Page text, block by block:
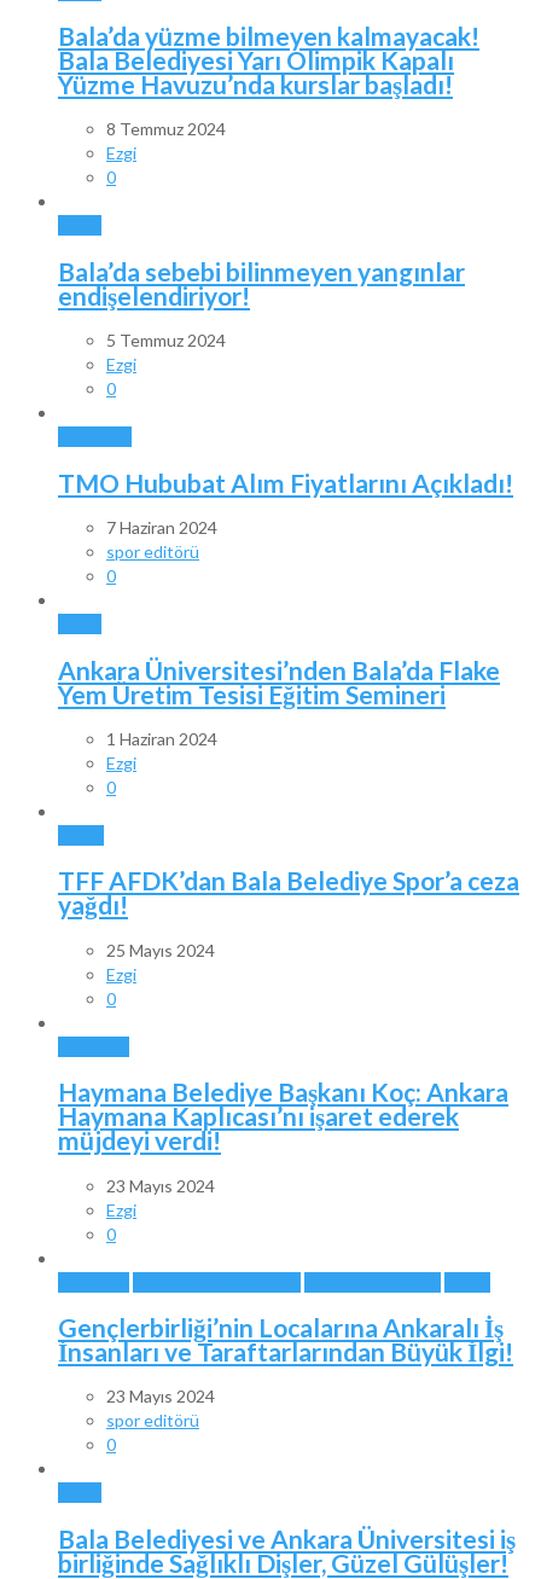
Bala’da yüzme bilmeyen kalmayacak!
Bala Belediyesi Yarı Olimpik Kapalı
Yüzme Havuzu’nda kurslar başladı!
8 Temmuz 2024
Ezgi
0
Bala’da sebebi bilinmeyen yangınlar
endişelendiriyor!
5 Temmuz 2024
Ezgi
0
TMO Hububat Alım Fiyatlarını Açıkladı!
7 Haziran 2024
spor editörü
0
Ankara Üniversitesi’nden Bala’da Flake
Yem Üretim Tesisi Eğitim Semineri
1 Haziran 2024
Ezgi
0
TFF AFDK’dan Bala Belediye Spor’a ceza
yağdı!
25 Mayıs 2024
Ezgi
0
Haymana Belediye Başkanı Koç: Ankara
Haymana Kaplıcası’nı işaret ederek
müjdeyi verdi!
23 Mayıs 2024
Ezgi
0
Gençlerbirliği’nin Localarına Ankaralı İş
İnsanları ve Taraftarlarından Büyük İlgi!
23 Mayıs 2024
spor editörü
0
Bala Belediyesi ve Ankara Üniversitesi iş
birliğinde Sağlıklı Dişler, Güzel Gülüşler!